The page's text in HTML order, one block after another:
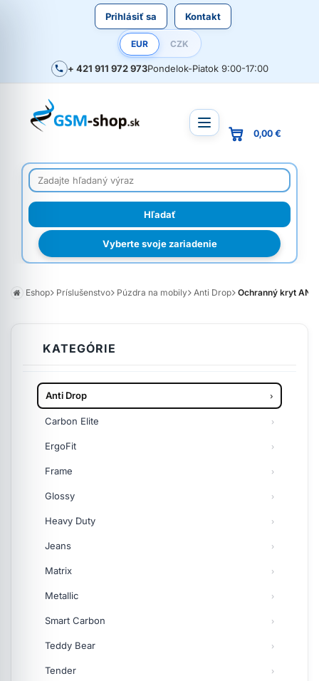
Prihlásiť sa Kontakt
EUR CZK
+ 421 911 972 973Pondelok-Piatok 9:00-17:00
Vyberte svoje zariadenie
0,00 €
Eshop Príslušenstvo Púzdra na mobily Anti Drop Ochranný kryt
KATEGÓRIE
Anti Drop
Carbon Elite
ErgoFit
Frame
Glossy
Heavy Duty
Jeans
Matrix
Metallic
Smart Carbon
Teddy Bear
Tender